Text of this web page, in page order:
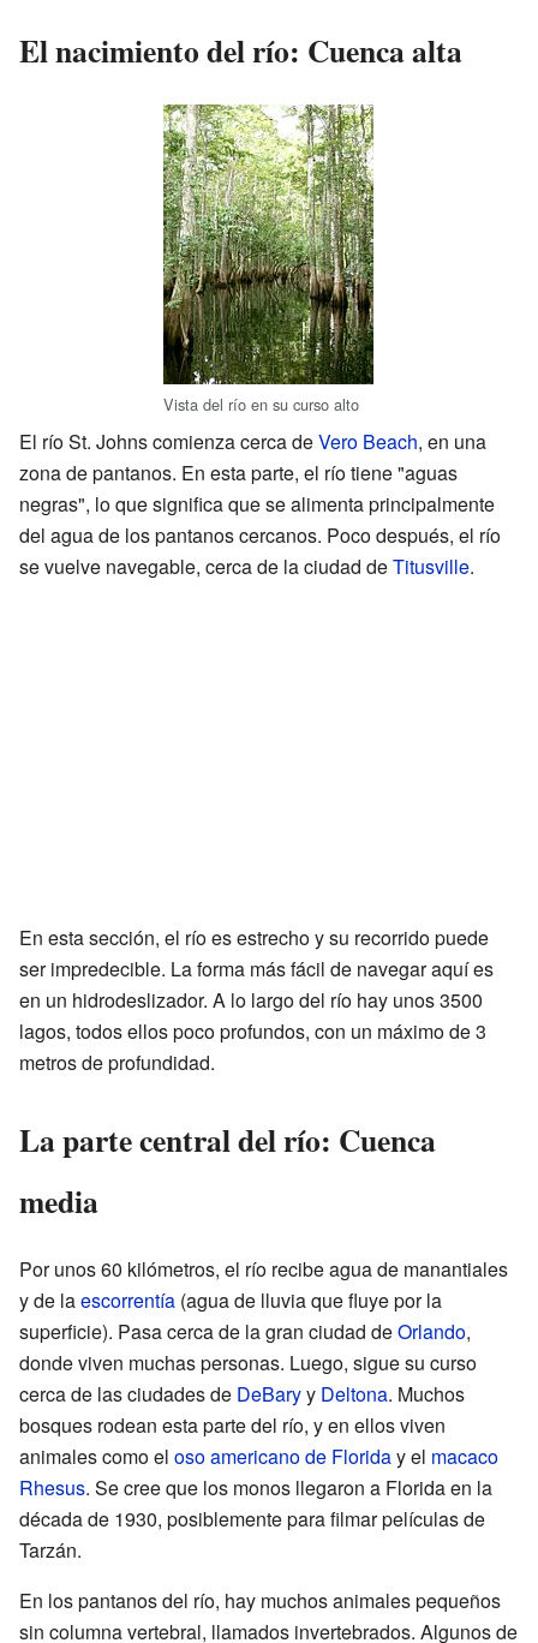
El nacimiento del río: Cuenca alta
Vista del río en su curso alto
El río St. Johns comienza cerca deVero Beach, en una
zona de pantanos. En esta parte, el río tiene "aguas
negras", lo que significa que se alimenta principalmente
del agua de los pantanos cercanos. Poco después, el río
se vuelve navegable, cerca de la ciudad deTitusville.
En esta sección, el río es estrecho y su recorrido puede
ser impredecible. La forma más fácil de navegar aquí es
en un hidrodeslizador. A lo largo del río hay unos 3500
lagos, todos ellos poco profundos, con un máximo de 3
metros de profundidad.
La parte central del río: Cuenca
media
Por unos 60 kilómetros, el río recibe agua de manantiales
y de laescorrentía (agua de lluvia que fluye por la
superficie). Pasa cerca de la gran ciudad deOrlando,
donde viven muchas personas. Luego, sigue su curso
cerca de las ciudades de DeBaryy Deltona. Muchos
bosques rodean esta parte del río, y en ellos viven
animales como el oso americano de Floriday el macaco
Rhesus. Se cree que los monos llegaron a Florida en la
década de 1930, posiblemente para filmar películas de
Tarzán.
En los pantanos del río, hay muchos animales pequeños
sin columna vertebral, llamados invertebrados. Algunos de